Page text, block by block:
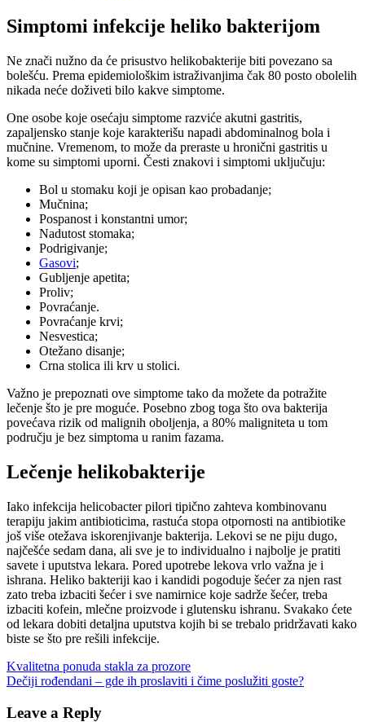
Simptomi infekcije heliko bakterijom
Ne znači nužno da će prisustvo helikobakterije biti povezano sa
bolešću. Prema epidemiološkim istraživanjima čak 80 posto obolelih
nikada neće doživeti bilo kakve simptome.
One osobe koje osećaju simptome razviće akutni gastritis,
zapaljensko stanje koje karakterišu napadi abdominalnog bola i
mučnine. Vremenom, to može da preraste u hronični gastritis u
kome su simptomi uporni. Česti znakovi i simptomi uključuju:
Bol u stomaku koji je opisan kao probadanje;
Mučnina;
Pospanost i konstantni umor;
Nadutost stomaka;
Podrigivanje;
Gasovi;
Gubljenje apetita;
Proliv;
Povraćanje.
Povraćanje krvi;
Nesvestica;
Otežano disanje;
Crna stolica ili krv u stolici.
Važno je prepoznati ove simptome tako da možete da potražite
lečenje što je pre moguće. Posebno zbog toga što ova bakterija
povećava rizik od malignih oboljenja, a 80% maligniteta u tom
području je bez simptoma u ranim fazama.
Lečenje helikobakterije
Iako infekcija helicobacter pilori tipično zahteva kombinovanu
terapiju jakim antibioticima, rastuća stopa otpornosti na antibiotike
još više otežava iskorenjivanje bakterija. Lekovi se ne piju dugo,
najčešće sedam dana, ali sve je to individualno i najbolje je pratiti
savete i uputstva lekara. Pored upotrebe lekova vrlo važna je i
ishrana. Heliko bakteriji kao i kandidi pogoduje šećer za njen rast
zato treba izbaciti šećer i sve namirnice koje sadrže šećer, treba
izbaciti kofein, mlečne proizvode i glutensku ishranu. Svakako ćete
od lekara dobiti detaljna uputstva kojih bi se trebalo pridržavati kako
biste se što pre rešili infekcije.
Кретање
чланка
Previous
Post:
Kvalitetna ponuda stakla za prozore
Next
Dečiji rođendani – gde ih proslaviti i čime poslužiti goste?
Leave a Reply